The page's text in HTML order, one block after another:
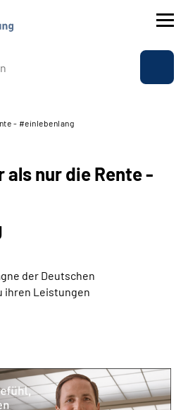
- #einlebenlang
als nur die Rente -
der Deutschen
ihren Leistungen